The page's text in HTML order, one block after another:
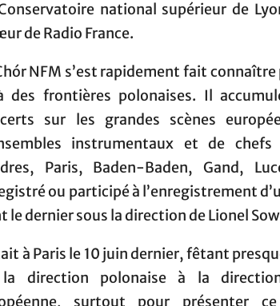
national supérieur de
de Radio France.
NFM s’est rapidement fait
des frontières polonaises. Il
sur les grandes scènes
instrumentaux et de
Paris, Baden-Baden, Gand,
ou participé à l’enregistrement
le dernier sous la direction de Lionel Sow
à Paris le 10 juin dernier, fêtant
direction polonaise à la
surtout pour présenter